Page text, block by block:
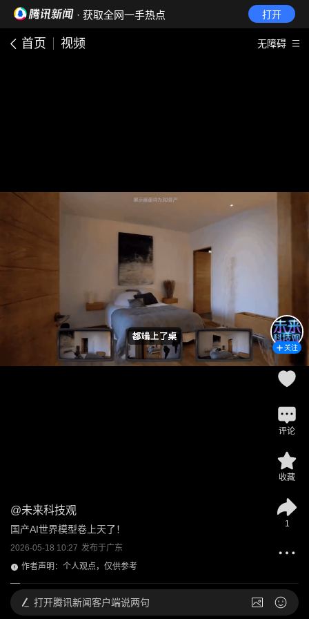
· 获取全网一手热点 打开
首页 视频 无障碍
@未来科技观
国产AI世界模型卷上天了！
2026-05-18 10:27 发布于广东
作者声明：个人观点，仅供参考
关注
评论
收藏
1
打开腾讯新闻客户端说两句